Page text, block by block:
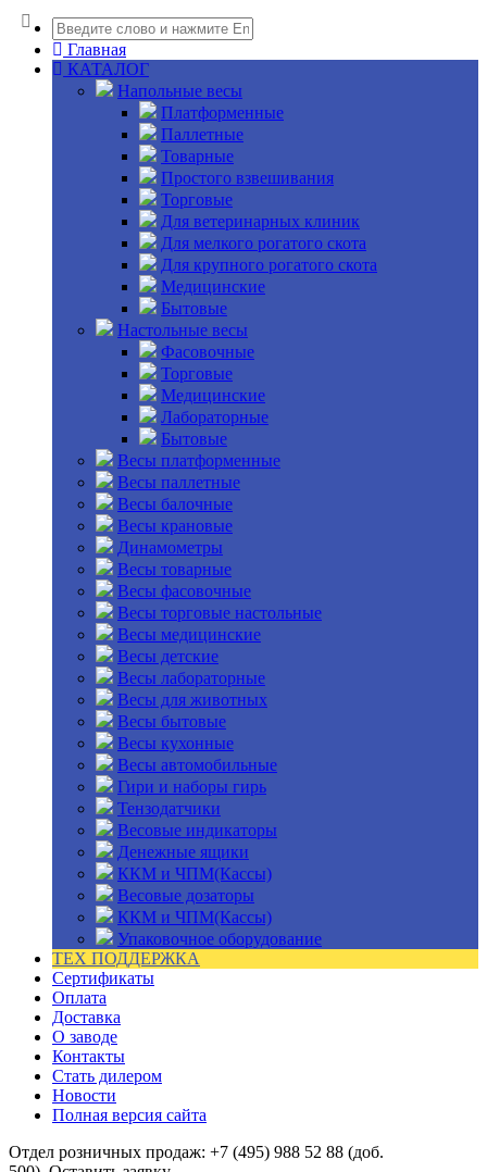
Главная
КАТАЛОГ
Напольные весы
Платформенные
Паллетные
Товарные
Простого взвешивания
Торговые
Для ветеринарных клиник
Для мелкого рогатого скота
Для крупного рогатого скота
Медицинские
Бытовые
Настольные весы
Фасовочные
Торговые
Медицинские
Лабораторные
Бытовые
Весы платформенные
Весы паллетные
Весы балочные
Весы крановые
Динамометры
Весы товарные
Весы фасовочные
Весы торговые настольные
Весы медицинские
Весы детские
Весы лабораторные
Весы для животных
Весы бытовые
Весы кухонные
Весы автомобильные
Гири и наборы гирь
Тензодатчики
Весовые индикаторы
Денежные ящики
ККМ и ЧПМ(Кассы)
Весовые дозаторы
ККМ и ЧПМ(Кассы)
Упаковочное оборудование
ТЕХ ПОДДЕРЖКА
Сертификаты
Оплата
Доставка
О заводе
Контакты
Стать дилером
Новости
Полная версия сайта
Отдел розничных продаж: +7 (495) 988 52 88 (доб.